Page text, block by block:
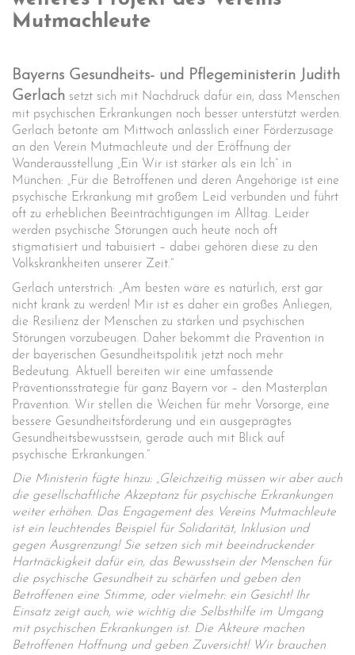
Mutmachleute
Bayerns Gesundheits- und Pflegeministerin Judith
Gerlach setzt sich mit Nachdruck dafür ein, dass Menschen
mit psychischen Erkrankungen noch besser unterstützt werden.
Gerlach betonte am Mittwoch anlässlich einer Förderzusage
an den Verein Mutmachleute und der Eröffnung der
Wanderausstellung „Ein Wir ist stärker als ein Ich“ in
München: „Für die Betroffenen und deren Angehörige ist eine
psychische Erkrankung mit großem Leid verbunden und führt
oft zu erheblichen Beeinträchtigungen im Alltag. Leider
werden psychische Störungen auch heute noch oft
stigmatisiert und tabuisiert – dabei gehören diese zu den
Volkskrankheiten unserer Zeit.“
Gerlach unterstrich: „Am besten wäre es natürlich, erst gar
nicht krank zu werden! Mir ist es daher ein großes Anliegen,
die Resilienz der Menschen zu stärken und psychischen
Störungen vorzubeugen. Daher bekommt die Prävention in
der bayerischen Gesundheitspolitik jetzt noch mehr
Bedeutung. Aktuell bereiten wir eine umfassende
Präventionsstrategie für ganz Bayern vor – den Masterplan
Prävention. Wir stellen die Weichen für mehr Vorsorge, eine
bessere Gesundheitsförderung und ein ausgeprägtes
Gesundheitsbewusstsein, gerade auch mit Blick auf
psychische Erkrankungen.“
Die Ministerin fügte hinzu: „Gleichzeitig müssen wir aber auch
die gesellschaftliche Akzeptanz für psychische Erkrankungen
weiter erhöhen. Das Engagement des Vereins Mutmachleute
ist ein leuchtendes Beispiel für Solidarität, Inklusion und
gegen Ausgrenzung! Sie setzen sich mit beeindruckender
Hartnäckigkeit dafür ein, das Bewusstsein der Menschen für
die psychische Gesundheit zu schärfen und geben den
Betroffenen eine Stimme, oder vielmehr: ein Gesicht! Ihr
Einsatz zeigt auch, wie wichtig die Selbsthilfe im Umgang
mit psychischen Erkrankungen ist. Die Akteure machen
Betroffenen Hoffnung und geben Zuversicht! Wir brauchen